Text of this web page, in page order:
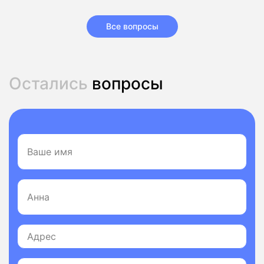
Все вопросы
Остались вопросы